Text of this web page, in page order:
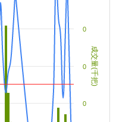
成交量(千把)
0
0
0